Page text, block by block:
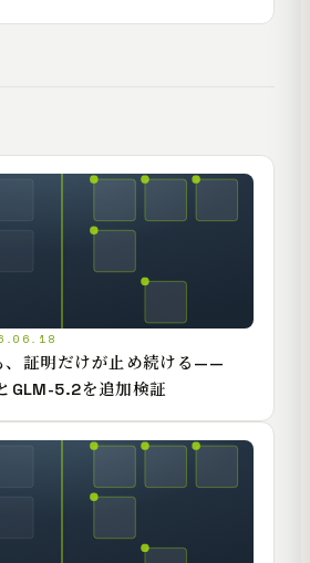
、証明だけが止め続ける——
GLM-5.2を追加検証